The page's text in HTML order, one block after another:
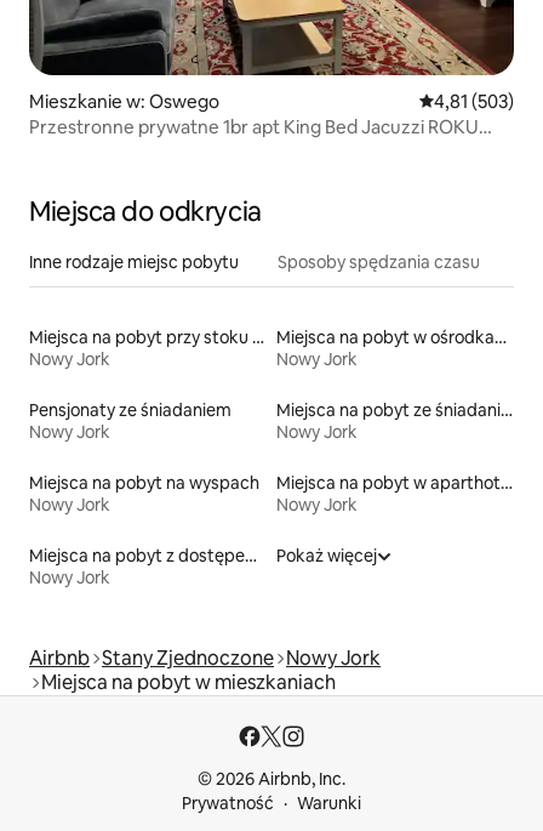
Mieszkanie w: Oswego Średnia
4,81 (503)
Przestronne prywatne 1br apt King Bed Jacuzzi ROKU
Miejsca do odkrycia
Inne rodzaje miejsc pobytu Sposoby spędzania czasu
Miejsca na pobyt przy stoku narciarskim
Nowy Jork
Miejsca na pobyt w ośrodkach wypoczynkowych
Nowy Jork
Pensjonaty ze śniadaniem
Nowy Jork
Miejsca na pobyt ze śniadaniem
Nowy Jork
Miejsca na pobyt na wyspach
Nowy Jork
Miejsca na pobyt w aparthotelach
Nowy Jork
Miejsca na pobyt z dostępem do plaży
Nowy Jork
Pokaż więcej
Airbnb Stany Zjednoczone Nowy Jork
Miejsca na pobyt w mieszkaniach
© 2026 Airbnb, Inc.
Prywatność
Warunki